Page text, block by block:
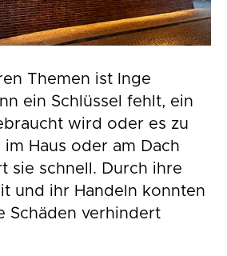
Themen ist Inge
ein Schlüssel fehlt, ein
wird oder es zu
Haus oder am Dach
sie schnell. Durch ihre
und ihr Handeln konnten
Schäden verhindert